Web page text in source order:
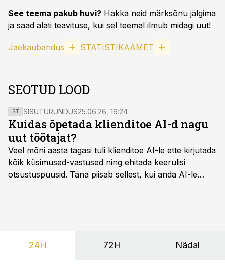
See teema pakub huvi? Hakka neid märksõnu jälgima
ja saad alati teavituse, kui sel teemal ilmub midagi uut!
Jaekaubandus STATISTIKAAMET
SEOTUD LOOD
ST SISUTURUNDUS25.06.26, 16:24
Kuidas õpetada klienditoe AI-d nagu
uut töötajat?
Veel mõni aasta tagasi tuli klienditoe AI-le ette kirjutada
kõik küsimused-vastused ning ehitada keerulisi
otsustuspuusid. Täna piisab sellest, kui anda AI-le
24H 72H Nädal